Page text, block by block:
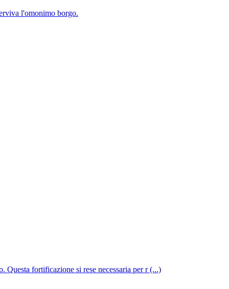
l'omonimo borgo.
fortificazione si rese necessaria per r (...)